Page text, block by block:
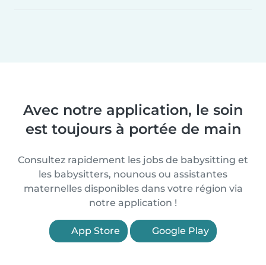
Avec notre application, le soin
est toujours à portée de main
Consultez rapidement les jobs de babysitting et
les babysitters, nounous ou assistantes
maternelles disponibles dans votre région via
notre application !
App Store Google Play